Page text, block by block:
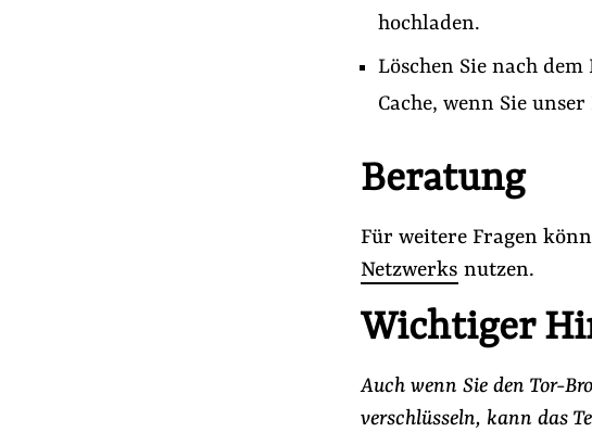
hochladen.
Löschen Sie nach
Cache, wenn Sie
Beratung
Für weitere Fragen
Netzwerks nutzen.
Wichtiger
Auch wenn Sie den Tor-
verschlüsseln, kann das